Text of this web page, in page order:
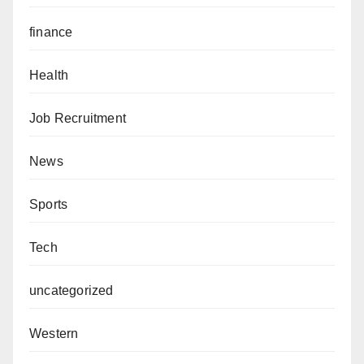
finance
Health
Job Recruitment
News
Sports
Tech
uncategorized
Western